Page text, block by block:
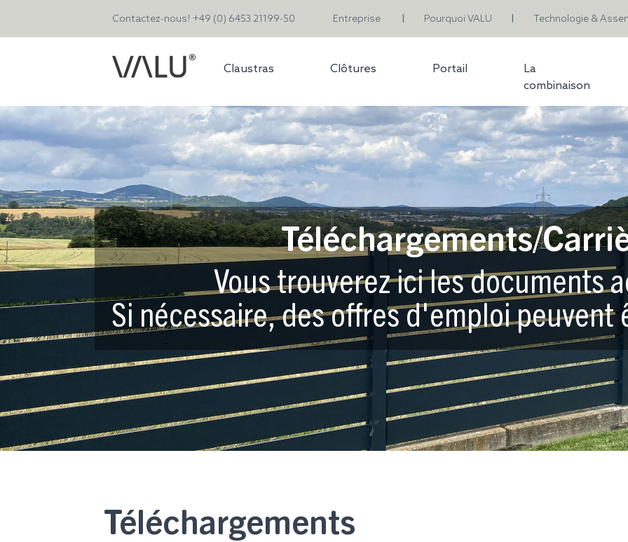
Contactez-nous! +49 (0) 6453 21199-50 Entreprise Pourquoi VALU Technologie &
Claustras Clôtures Portail
La
combinaison
Téléchargements/
Vous trouverez ici les documents
Si nécessaire, des offres d'emploi peuvent
Téléchargements